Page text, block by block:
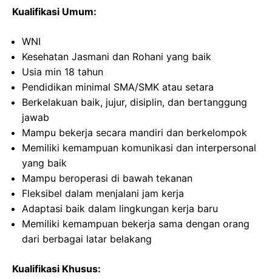
Kualifikasi Umum:
WNI
Kesehatan Jasmani dan Rohani yang baik
Usia min 18 tahun
Pendidikan minimal SMA/SMK atau setara
Berkelakuan baik, jujur, disiplin, dan bertanggung
jawab
Mampu bekerja secara mandiri dan berkelompok
Memiliki kemampuan komunikasi dan interpersonal
yang baik
Mampu beroperasi di bawah tekanan
Fleksibel dalam menjalani jam kerja
Adaptasi baik dalam lingkungan kerja baru
Memiliki kemampuan bekerja sama dengan orang
dari berbagai latar belakang
Kualifikasi Khusus: